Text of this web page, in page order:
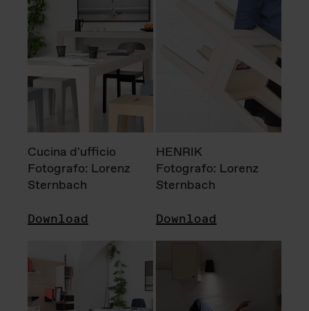
Cucina d'ufficio
Fotografo: Lorenz
Sternbach
Download
HENRIK
Fotografo: Lorenz
Sternbach
Download